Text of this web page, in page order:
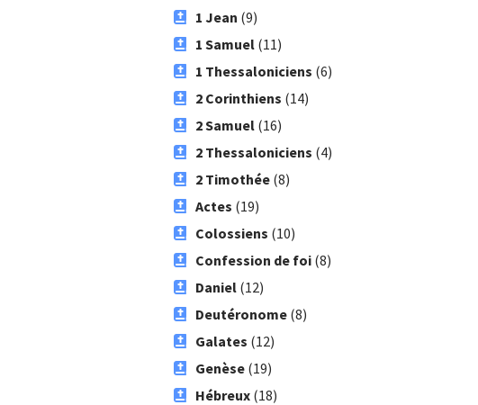
1 Jean (9)
1 Samuel(11)
1 Thessaloniciens (6)
2 Corinthiens (14)
2 Samuel(16)
2 Thessaloniciens (4)
2 Timothée(8)
Actes (19)
Colossiens (10)
Confession de foi(8)
Daniel(12)
Deutéronome(8)
Galates (12)
Genèse(19)
Hébreux(18)